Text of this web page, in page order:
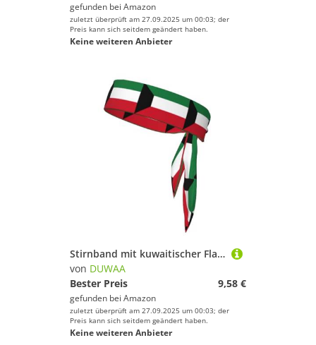
gefunden bei Amazon
zuletzt überprüft am 27.09.2025 um 00:03; der
Preis kann sich seitdem geändert haben.
Keine weiteren Anbieter
Stirnband mit kuwaitischer Flagge, für Damen und Herren, Ninja-Stirnbänder, verstellbar, feuchtigkeitsableitend, kühlendes Stirnband
von DUWAA
Bester Preis
9,58 €
gefunden bei Amazon
zuletzt überprüft am 27.09.2025 um 00:03; der
Preis kann sich seitdem geändert haben.
Keine weiteren Anbieter